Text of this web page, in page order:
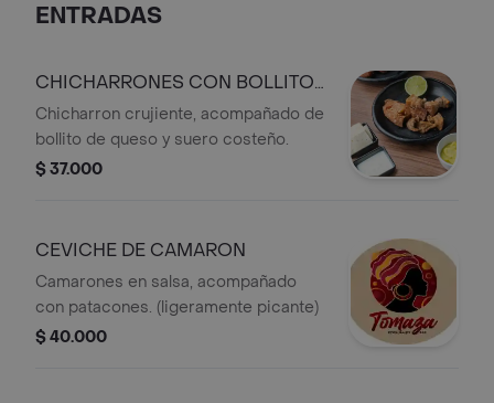
ENTRADAS
CHICHARRONES CON BOLLITO
DE QUESO
Chicharron crujiente, acompañado de
bollito de queso y suero costeño.
$ 37.000
CEVICHE DE CAMARON
Camarones en salsa, acompañado
con patacones. (ligeramente picante)
$ 40.000